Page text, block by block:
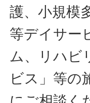
護、小規模
等デイサー
ム、リハビ
ビス」等の